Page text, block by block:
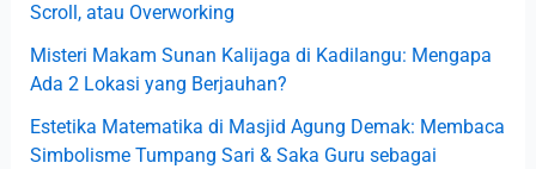
:Scroll, atau Overworking
Misteri Makam Sunan Kalijaga di Kadilangu: Mengapa
Ada 2 Lokasi yang Berjauhan?
Estetika Matematika di Masjid Agung Demak: Membaca
Simbolisme Tumpang Sari & Saka Guru sebagai